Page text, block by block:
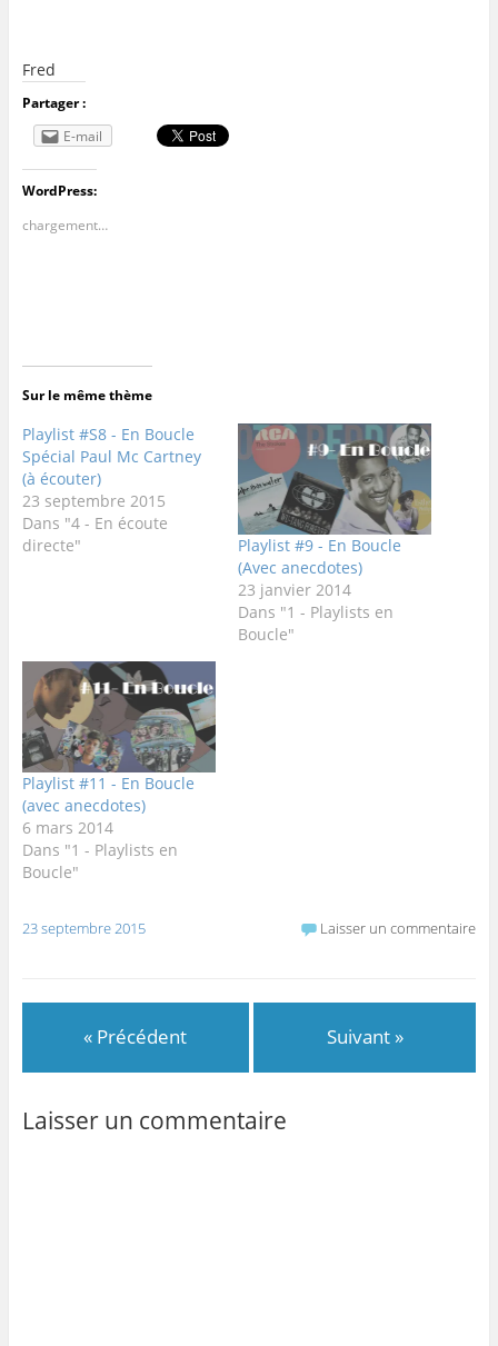
Fred
Partager :
E-mail
WordPress:
chargement…
Sur le même thème
Playlist #S8 - En Boucle
Spécial Paul Mc Cartney
(à écouter)
23 septembre 2015
Dans "4 - En écoute
directe"
Playlist #9 - En Boucle
(Avec anecdotes)
23 janvier 2014
Dans "1 - Playlists en
Boucle"
Playlist #11 - En Boucle
(avec anecdotes)
6 mars 2014
Dans "1 - Playlists en
Boucle"
23 septembre 2015 Laisser un commentaire
« Précédent Suivant »
Laisser un commentaire